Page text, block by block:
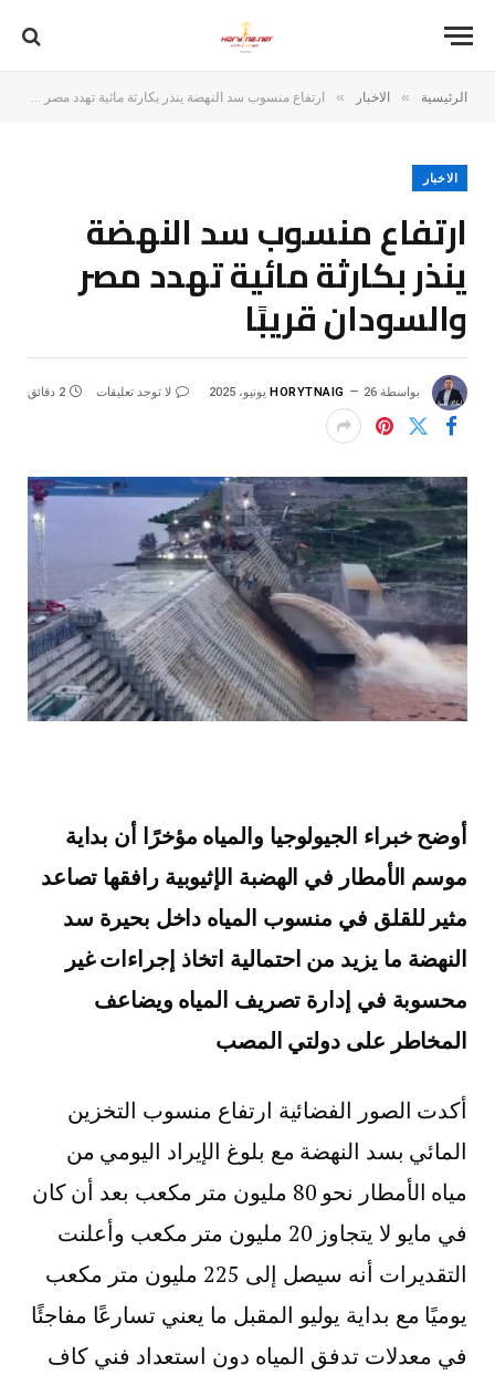
الرئيسية » الاخبار » ارتفاع منسوب سد النهضة ينذر بكارثة مائية تهدد مصر والسودان قريبًا
الاخبار
ارتفاع منسوب سد النهضة
ينذر بكارثة مائية تهدد مصر
والسودان قريبًا
بواسطة HORYTNAIG 26 يونيو، 2025 لا توجد تعليقات 2 دقائق
أوضح خبراء الجيولوجيا والمياه مؤخرًا أن بداية
موسم الأمطار في الهضبة الإثيوبية رافقها تصاعد
مثير للقلق في منسوب المياه داخل بحيرة سد
النهضة ما يزيد من احتمالية اتخاذ إجراءات غير
محسوبة في إدارة تصريف المياه ويضاعف
المخاطر على دولتي المصب
أكدت الصور الفضائية ارتفاع منسوب التخزين
المائي بسد النهضة مع بلوغ الإيراد اليومي من
مياه الأمطار نحو 80 مليون متر مكعب بعد أن كان
في مايو لا يتجاوز 20 مليون متر مكعب وأعلنت
التقديرات أنه سيصل إلى 225 مليون متر مكعب
يوميًا مع بداية يوليو المقبل ما يعني تسارعًا مفاجئًا
في معدلات تدفق المياه دون استعداد فني كاف